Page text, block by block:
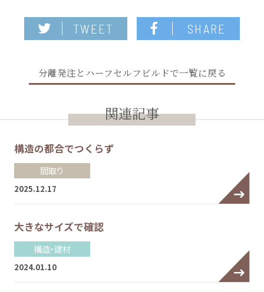
TWEET SHARE
分離発注とハーフセルフビルドで一覧に戻る
関連記事
構造の都合でつくらず
間取り
2025.12.17
大きなサイズで確認
構造・建材
2024.01.10